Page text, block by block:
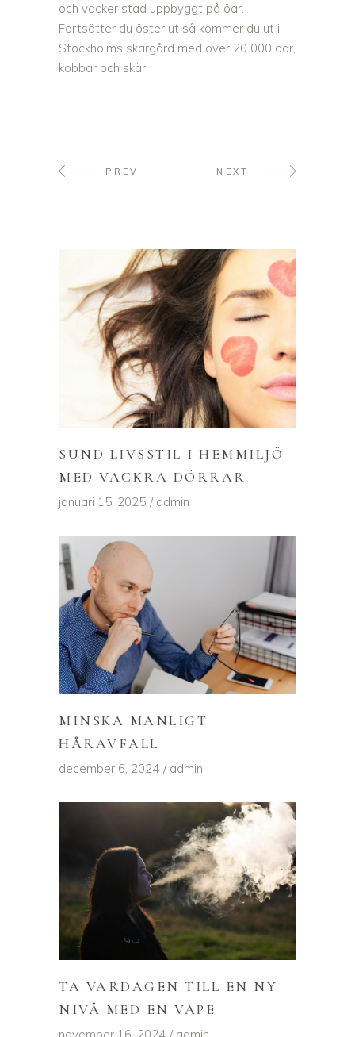
och vacker stad uppbyggt på öar.
Fortsätter du öster ut så kommer du ut i
Stockholms skärgård med över 20 000 öar,
kobbar och skär.
PREV NEXT
SUND LIVSSTIL I HEMMILJÖ
MED VACKRA DÖRRAR
januari 15, 2025 admin
MINSKA MANLIGT
HÅRAVFALL
december 6, 2024 admin
TA VARDAGEN TILL EN NY
NIVÅ MED EN VAPE